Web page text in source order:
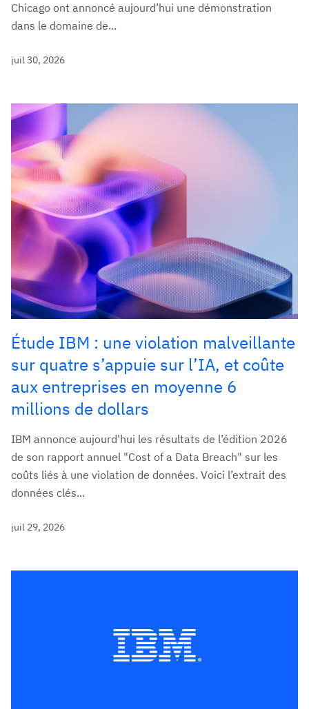
Chicago ont annoncé aujourd’hui une démonstration
dans le domaine de...
juil 30, 2026
Étude IBM : une violation malveillante
sur quatre s’appuie sur l’IA, et coûte
aux entreprises en moyenne 6
millions de dollars
IBM annonce aujourd'hui les résultats de l’édition 2026
de son rapport annuel "Cost of a Data Breach" sur les
coûts liés à une violation de données. Voici l’extrait des
données clés...
juil 29, 2026